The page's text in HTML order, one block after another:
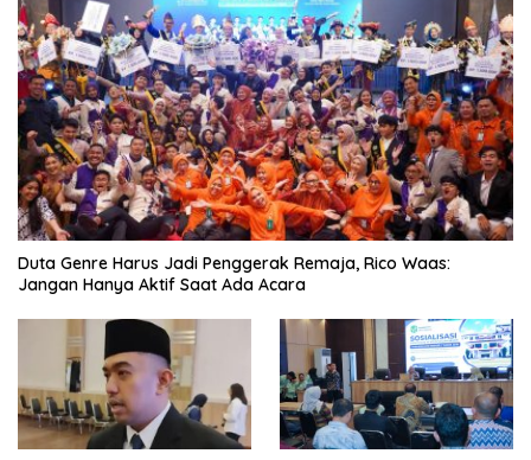
Duta Genre Harus Jadi Penggerak Remaja, Rico Waas:
Jangan Hanya Aktif Saat Ada Acara